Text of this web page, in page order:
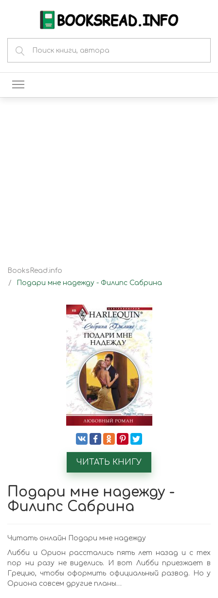
BooksRead.info
Подари мне надежду - Филипс Сабрина
ЧИТАТЬ КНИГУ
Подари мне надежду -
Филипс Сабрина
Читать онлайн Подари мне надежду
Либби и Орион расстались пять лет назад и с тех
пор ни разу не виделись. И вот Либби приезжает в
Грецию, чтобы оформить официальный развод. Но у
Ориона совсем другие планы…